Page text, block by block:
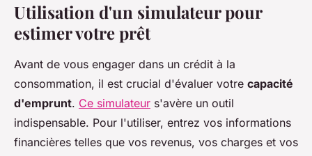
Utilisation d'un simulateur pour
estimer votre prêt
Avant de vous engager dans un crédit à la
consommation, il est crucial d'évaluer votre capacité
d'emprunt. Ce simulateur s'avère un outil
indispensable. Pour l'utiliser, entrez vos informations
financières telles que vos revenus, vos charges et vos